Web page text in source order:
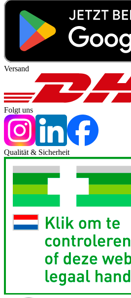
Versand
Folgt uns
Qualität & Sicherheit